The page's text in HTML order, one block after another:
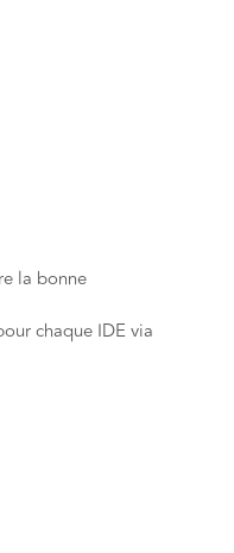
la bonne
chaque IDE via